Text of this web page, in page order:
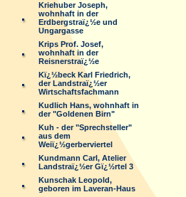
Kriehuber Joseph,
wohnhaft in der
Erdbergstraï¿½e und
Ungargasse
Krips Prof. Josef,
wohnhaft in der
Reisnerstraï¿½e
Kï¿½beck Karl Friedrich,
der Landstraï¿½er
Wirtschaftsfachmann
Kudlich Hans, wohnhaft in
der "Goldenen Birn"
Kuh - der "Sprechsteller"
aus dem
Weiï¿½gerberviertel
Kundmann Carl, Atelier
Landstraï¿½er Gï¿½rtel 3
Kunschak Leopold,
geboren im Laveran-Haus